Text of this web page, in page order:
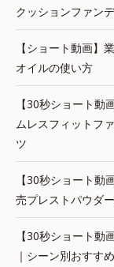
クッションファン
【ショート動画】
オイルの使い方
【30秒ショート動
ムレスフィットフ
ツ
【30秒ショート動
売プレストパウダ
【30秒ショート
｜シーン別おすす